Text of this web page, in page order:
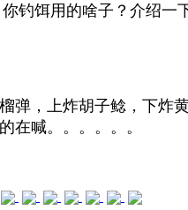
钓饵用的啥子？介绍一
弹，上炸胡子鲶，下炸
在喊。。。。。。